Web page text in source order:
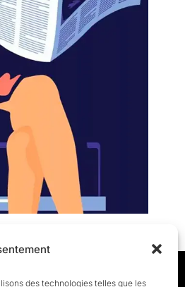
des technologies telles que les